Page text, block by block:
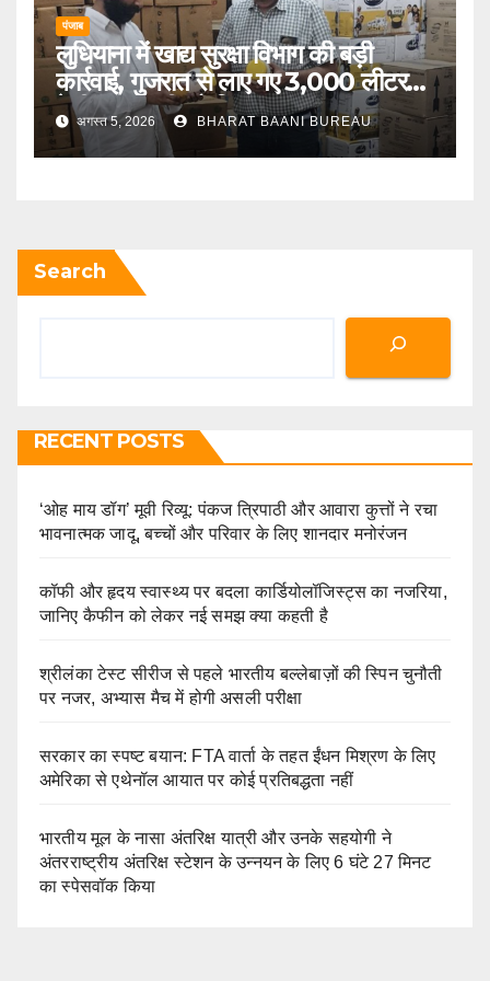
पंजाब
लुधियाना में खाद्य सुरक्षा विभाग की बड़ी
कार्रवाई, गुजरात से लाए गए 3,000 लीटर
देसी गाय के घी को किया जब्त
अगस्त 5, 2026 BHARAT BAANI BUREAU
Search
RECENT POSTS
‘ओह माय डॉग’ मूवी रिव्यू: पंकज त्रिपाठी और आवारा कुत्तों ने रचा
भावनात्मक जादू, बच्चों और परिवार के लिए शानदार मनोरंजन
कॉफी और हृदय स्वास्थ्य पर बदला कार्डियोलॉजिस्ट्स का नजरिया,
जानिए कैफीन को लेकर नई समझ क्या कहती है
श्रीलंका टेस्ट सीरीज से पहले भारतीय बल्लेबाज़ों की स्पिन चुनौती
पर नजर, अभ्यास मैच में होगी असली परीक्षा
सरकार का स्पष्ट बयान: FTA वार्ता के तहत ईंधन मिश्रण के लिए
अमेरिका से एथेनॉल आयात पर कोई प्रतिबद्धता नहीं
भारतीय मूल के नासा अंतरिक्ष यात्री और उनके सहयोगी ने
अंतरराष्ट्रीय अंतरिक्ष स्टेशन के उन्नयन के लिए 6 घंटे 27 मिनट
का स्पेसवॉक किया